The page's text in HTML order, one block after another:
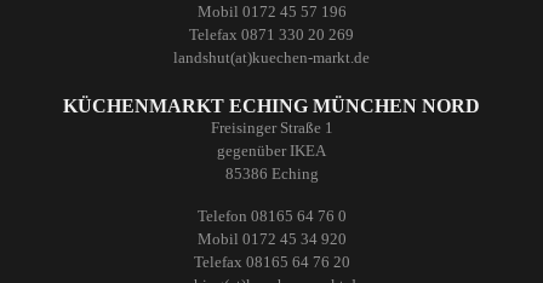
Mobil 0172 45 57 196
Telefax 0871 330 20 269
landshut(at)kuechen-markt.de
KÜCHENMARKT ECHING MÜNCHEN NORD
Freisinger Straße 1
gegenüber IKEA
85386 Eching
Telefon 08165 64 76 0
Mobil 0172 45 34 920
Telefax 08165 64 76 20